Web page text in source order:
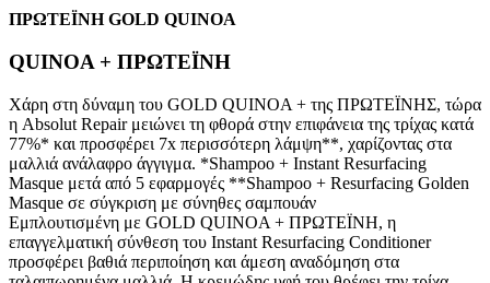
ΠΡΩΤΕΪΝΗ GOLD QUINOA
QUINOA + ΠΡΩΤΕΪΝΗ
Χάρη στη δύναμη του GOLD QUINOA + της ΠΡΩΤΕΪΝΗΣ, τώρα
η Absolut Repair μειώνει τη φθορά στην επιφάνεια της τρίχας κατά
77%* και προσφέρει 7x περισσότερη λάμψη**, χαρίζοντας στα
μαλλιά ανάλαφρο άγγιγμα. *Shampoo + Instant Resurfacing
Masque μετά από 5 εφαρμογές **Shampoo + Resurfacing Golden
Masque σε σύγκριση με σύνηθες σαμπουάν
Εμπλουτισμένη με GOLD QUINOA + ΠΡΩΤΕΪΝΗ, η
επαγγελματική σύνθεση του Instant Resurfacing Conditioner
προσφέρει βαθιά περιποίηση και άμεση αναδόμηση στα